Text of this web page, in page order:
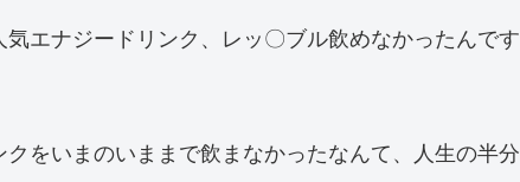
エナジードリンク、レッ〇ブル飲めなかったんです
をいまのいままで飲まなかったなんて、人生の半分